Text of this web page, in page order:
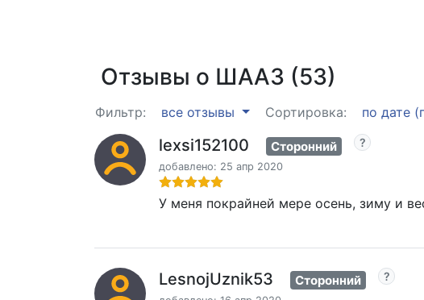
Отзывы о ШААЗ (53)
Фильтр: все отзывы Сортировка: по дате
lexsi152100 Сторонний
добавлено: 25 апр 2020
У меня покрайней мере осень, зиму и
LesnojUznik53 Сторонний